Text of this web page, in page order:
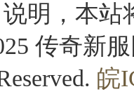
说明，本站
传奇新
皖